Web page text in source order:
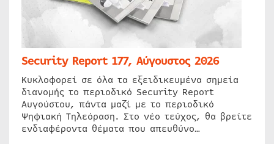
Security Report 177, Αύγουστος 2026
Κυκλοφορεί σε όλα τα εξειδικευμένα σημεία
διανομής το περιοδικό Security Report
Αυγούστου, πάντα μαζί με το περιοδικό
Ψηφιακή Τηλεόραση. Στο νέο τεύχος, θα βρείτε
ενδιαφέροντα θέματα που απευθύνο…